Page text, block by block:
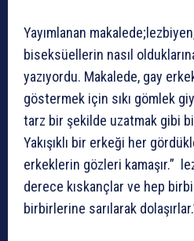
Yayımlanan
biseksüellerin nasıl
yazıyordu. Makalede, gay
göstermek için sıkı gömlek
tarz bir şekilde uzatmak gibi
Yakışıklı bir erkeği her
erkeklerin gözleri kamaşır.”
derece kıskançlar ve hep
birbirlerine sarılarak